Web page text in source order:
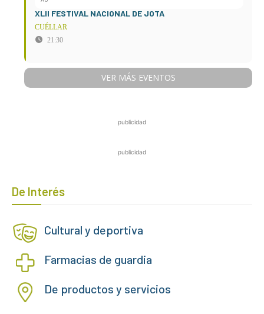
XLII FESTIVAL NACIONAL DE JOTA
CUÉLLAR
21:30
VER MÁS EVENTOS
publicidad
publicidad
De Interés
Cultural y deportiva
Farmacias de guardia
De productos y servicios